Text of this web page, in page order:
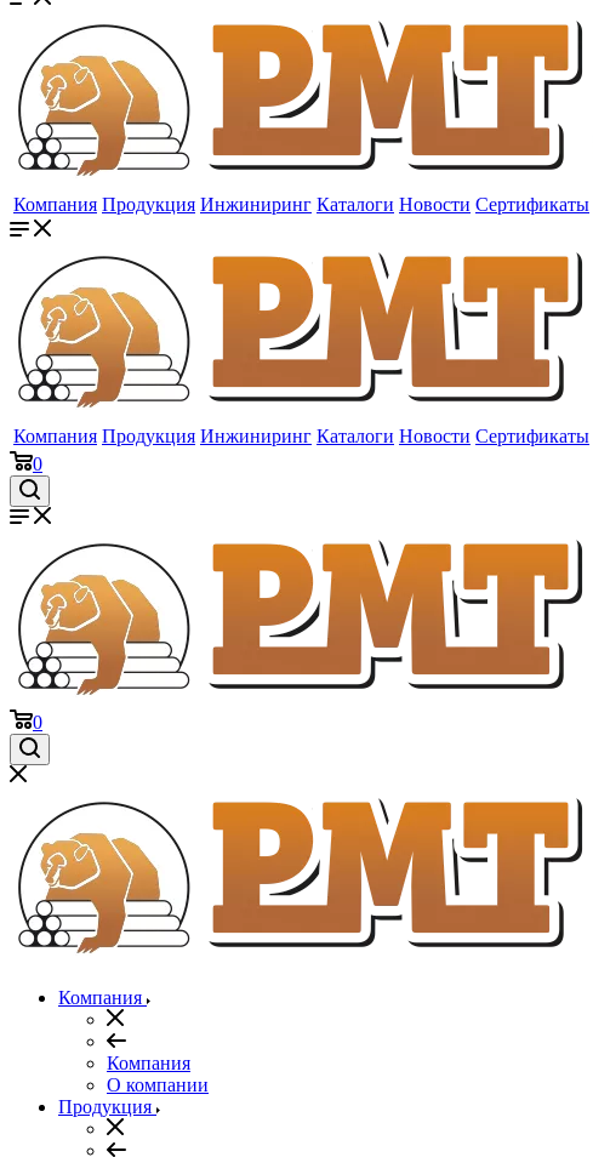
Компания Продукция Инжиниринг Каталоги Новости Сертификаты
Компания Продукция Инжиниринг Каталоги Новости Сертификаты
0
0
Компания
Компания
О компании
Продукция